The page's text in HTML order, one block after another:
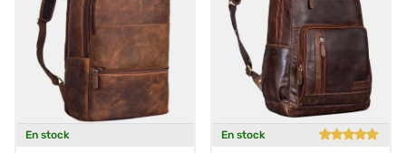
En stock En stock